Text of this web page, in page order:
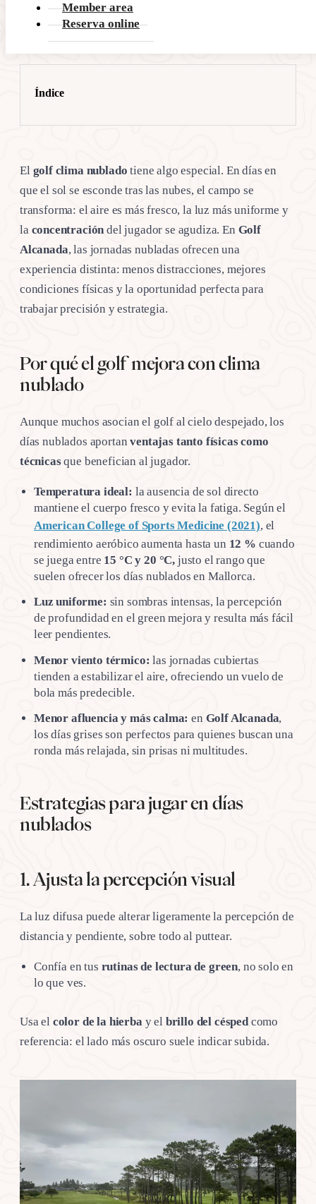
Member area
Reserva online
Índice
El golf clima nublado tiene algo especial. En días en
que el sol se esconde tras las nubes, el campo se
transforma: el aire es más fresco, la luz más uniforme y
la concentracióndel jugador se agudiza. En Golf
Alcanada, las jornadas nubladas ofrecen una
experiencia distinta: menos distracciones, mejores
condiciones físicas y la oportunidad perfecta para
trabajar precisión y estrategia.
Por qué el golf mejora con clima
nublado
Aunque muchos asocian el golf al cielo despejado, los
días nublados aportanventajas tanto físicas como
técnicasque benefician al jugador.
Temperatura ideal: la ausencia de sol directo
mantiene el cuerpo fresco y evita la fatiga. Según el
American College of Sports Medicine (2021), el
rendimiento aeróbico aumenta hasta un 12 % cuando
se juega entre 15 °C y 20 °C, justo el rango que
suelen ofrecer los días nublados en Mallorca.
Luz uniforme: sin sombras intensas, la percepción
de profundidad en el green mejora y resulta más fácil
leer pendientes.
Menor viento térmico: las jornadas cubiertas
tienden a estabilizar el aire, ofreciendo un vuelo de
bola más predecible.
Menor afluencia y más calma: en Golf Alcanada,
los días grises son perfectos para quienes buscan una
ronda más relajada, sin prisas ni multitudes.
Estrategias para jugar en días
nublados
1. Ajusta la percepción visual
La luz difusa puede alterar ligeramente la percepción de
distancia y pendiente, sobre todo al puttear.
Confía en tus rutinas de lectura de green, no solo en
lo que ves.
Usa el color de la hierbay elbrillo del céspedcomo
referencia: el lado más oscuro suele indicar subida.